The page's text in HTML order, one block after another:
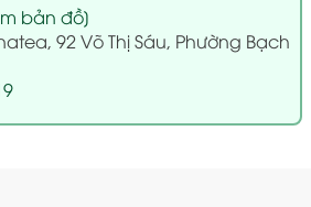
bản đồ]
92 Võ Thị Sáu, Phường Bạch